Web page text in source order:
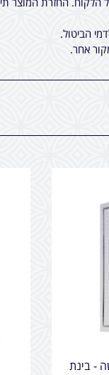
הביטול.
אחר.
- בינת